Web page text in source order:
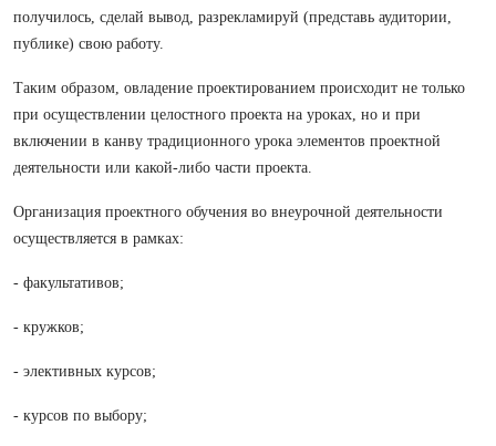
получилось, сделай вывод, разрекламируй (представь аудитории,
публике) свою работу.
Таким образом, овладение проектированием происходит не только
при осуществлении целостного проекта на уроках, но и при
включении в канву традиционного урока элементов проектной
деятельности или какой-либо части проекта.
Организация проектного обучения во внеурочной деятельности
осуществляется в рамках:
- факультативов;
- кружков;
- элективных курсов;
- курсов по выбору;